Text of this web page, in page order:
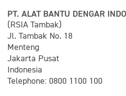
PT. ALAT BANTU DENGAR
(RSIA Tambak)
Jl. Tambak No. 18
Menteng
Jakarta Pusat
Indonesia
Telephone: 0800 1100 100